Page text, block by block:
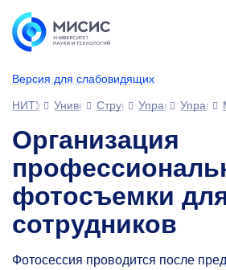
Версия для слабовидящих
НИТУ МИСИСУниверситетСтруктура университета
Управления
Организация
фотосъемки
сотрудников
Фотосессия проводится после